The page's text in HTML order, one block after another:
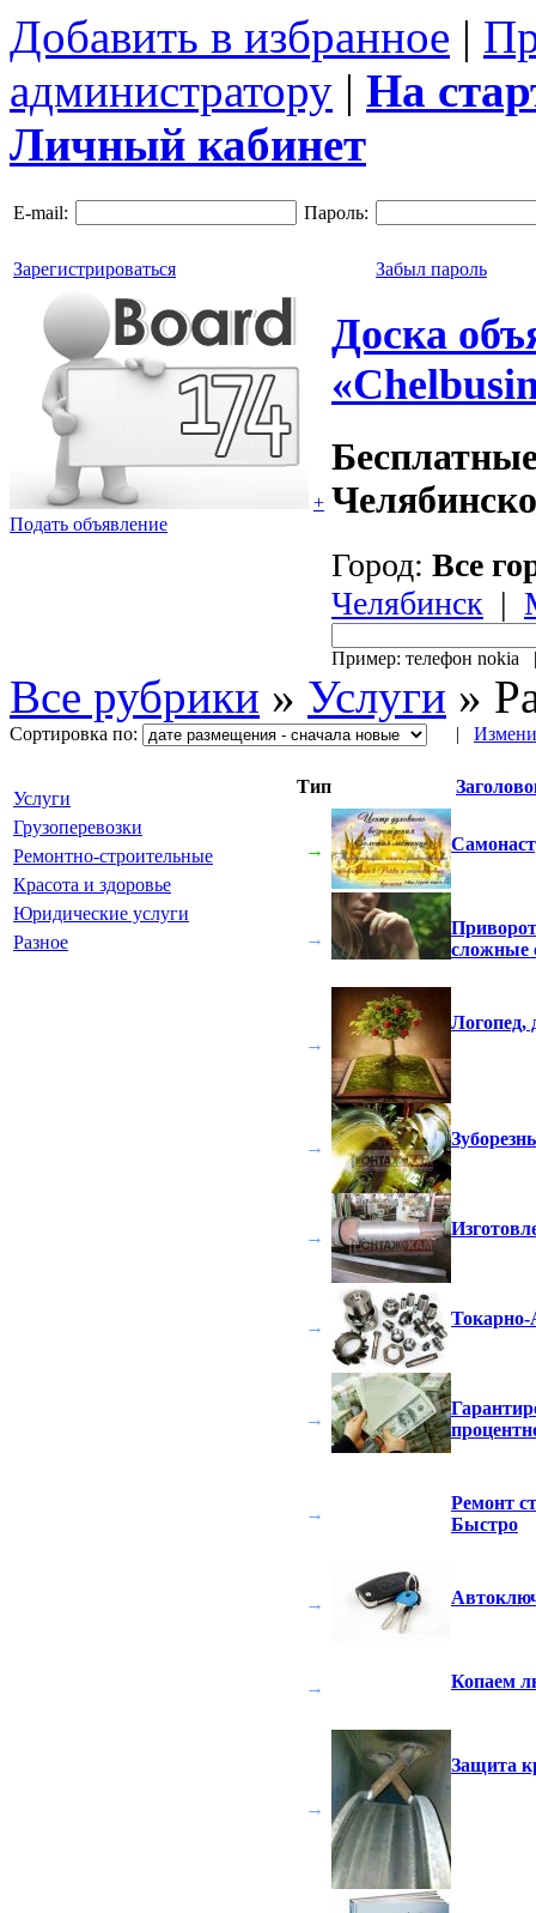
Добавить в избранное |
администратору | На
Личный кабинет
E-mail: Пароль:
Зарегистрироваться Забыл пароль
+
Подать объявление
Доска
Город: Все
Челябинск |
Пример: телефон
Все рубрики » Услуги »
Сортировка по: |
Услуги
Грузоперевозки
Ремонтно-строительные
Красота и здоровье
Юридические услуги
Разное
Тип
→
→
сложные
→
Логопед,
→
→
→ Токарно-
→
→
Ремонт
Быстро
→
→ Копаем
→
Защита